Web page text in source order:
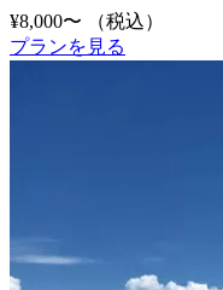
¥8,000〜
（税込）
プランを見る